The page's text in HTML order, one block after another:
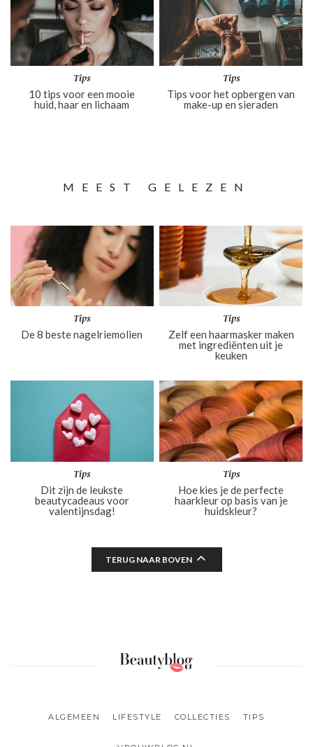
Tips
10 tips voor een mooie
huid, haar en lichaam
Tips
Tips voor het opbergen van
make-up en sieraden
MEEST GELEZEN
Tips
De 8 beste nagelriemolien
Tips
Zelf een haarmasker maken
met ingrediënten uit je
keuken
Tips
Dit zijn de leukste
beautycadeaus voor
valentijnsdag!
Tips
Hoe kies je de perfecte
haarkleur op basis van je
huidskleur?
TERUG NAAR BOVEN
ALGEMEEN LIFESTYLE COLLECTIES TIPS